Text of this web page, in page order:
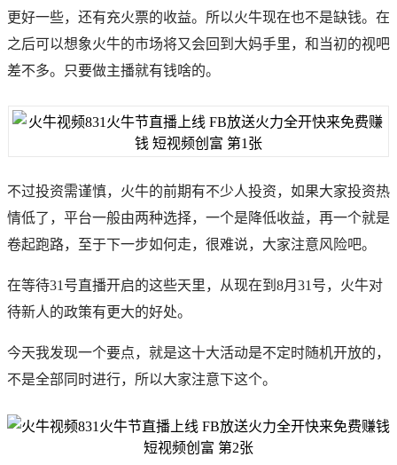
更好一些，还有充火票的收益。所以火牛现在也不是缺钱。在
之后可以想象火牛的市场将又会回到大妈手里，和当初的视吧
差不多。只要做主播就有钱啥的。
不过投资需谨慎，火牛的前期有不少人投资，如果大家投资热
情低了，平台一般由两种选择，一个是降低收益，再一个就是
卷起跑路，至于下一步如何走，很难说，大家注意风险吧。
在等待31号直播开启的这些天里，从现在到8月31号，火牛对
待新人的政策有更大的好处。
今天我发现一个要点，就是这十大活动是不定时随机开放的，
不是全部同时进行，所以大家注意下这个。